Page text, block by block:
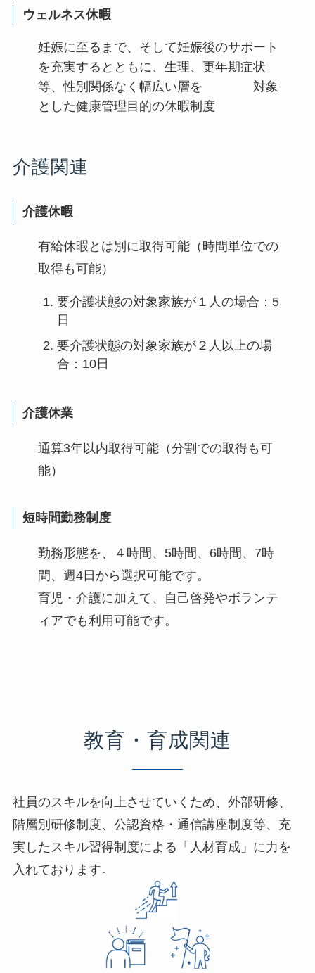
ウェルネス休暇
妊娠に至るまで、そして妊娠後のサポート
を充実するとともに、生理、更年期症状
等、性別関係なく幅広い層を 対象
とした健康管理目的の休暇制度
介護関連
介護休暇
有給休暇とは別に取得可能（時間単位での
取得も可能）
要介護状態の対象家族が１人の場合：5
日
要介護状態の対象家族が２人以上の場
合：10日
介護休業
通算3年以内取得可能（分割での取得も可
能）
短時間勤務制度
勤務形態を、４時間、5時間、6時間、7時
間、週4日から選択可能です。
育児・介護に加えて、自己啓発やボランテ
ィアでも利用可能です。
教育・育成関連
社員のスキルを向上させていくため、外部研修、
階層別研修制度、公認資格・通信講座制度等、充
実したスキル習得制度による「人材育成」に力を
入れております。